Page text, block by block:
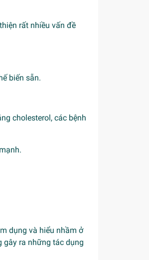
rất nhiều vấn đề
biến sẵn.
cholesterol, các bệnh
dụng và hiểu nhầm ở
gây ra những tác dụng